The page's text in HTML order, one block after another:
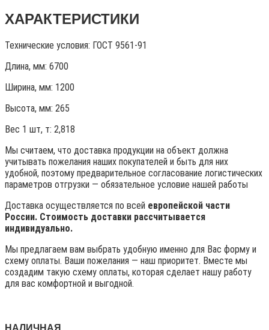
ХАРАКТЕРИСТИКИ
Технические условия: ГОСТ 9561-91
Длина, мм: 6700
Ширина, мм: 1200
Высота, мм: 265
Вес 1 шт, т: 2,818
Мы считаем, что доставка продукции на объект должна
учитывать пожелания наших покупателей и быть для них
удобной, поэтому предварительное согласование логистических
параметров отгрузки — обязательное условие нашей работы
Доставка осуществляется по всей европейской части
России. Стоимость доставки рассчитывается
индивидуально.
Мы предлагаем вам выбрать удобную именно для Вас форму и
схему оплаты. Ваши пожелания — наш приоритет. Вместе мы
создадим такую схему оплаты, которая сделает нашу работу
для вас комфортной и выгодной.